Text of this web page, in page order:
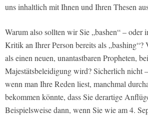
uns inhaltlich mit Ihnen und Ihren Thesen
Warum also sollten wir Sie „bashen“ – oder
Kritik an Ihrer Person bereits als „bashing“?
als einen neuen, unantastbaren Propheten,
Majestätsbeleidigung wird? Sicherlich nicht
wenn man Ihre Reden liest, manchmal
bekommen könnte, dass Sie derartige
Beispielsweise dann, wenn Sie wie am 4.